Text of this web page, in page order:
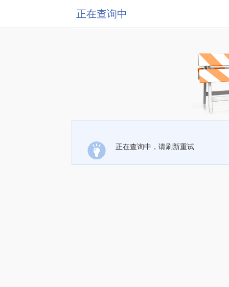
正在查询中
正在查询中，请刷新重试